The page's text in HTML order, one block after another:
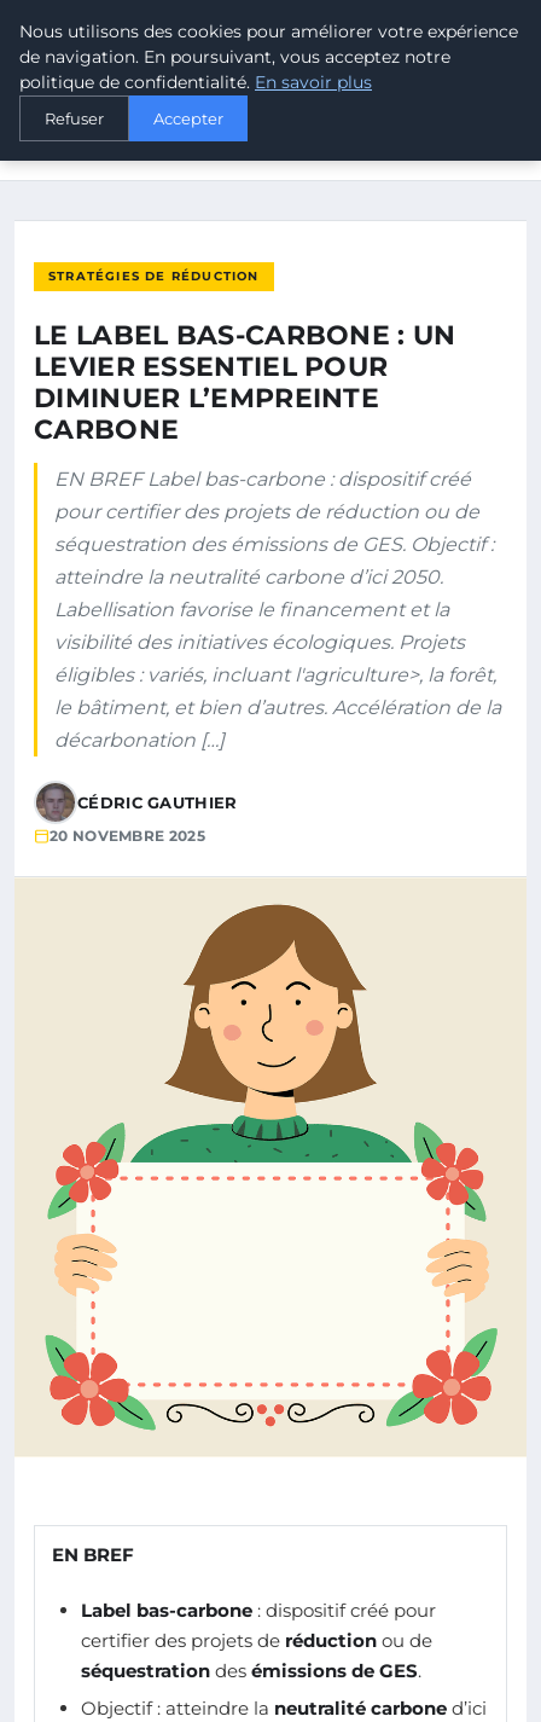
MALTA CLIMATE
ACCUEIL
LE LABEL BAS-CARBONE : UN LEVIER ESSENTIEL POUR
STRATÉGIES DE RÉDUCTION
LE LABEL BAS-CARBONE : UN
LEVIER ESSENTIEL POUR
DIMINUER L’EMPREINTE
CARBONE
EN BREF Label bas-carbone : dispositif créé
pour certifier des projets de réduction ou de
séquestration des émissions de GES. Objectif :
atteindre la neutralité carbone d’ici 2050.
Labellisation favorise le financement et la
visibilité des initiatives écologiques. Projets
éligibles : variés, incluant l'agriculture>, la forêt,
le bâtiment, et bien d’autres. Accélération de la
décarbonation […]
CÉDRIC GAUTHIER
20 NOVEMBRE 2025
EN BREF
Label bas-carbone : dispositif créé pour
certifier des projets de réduction ou de
séquestration des émissions de GES.
Objectif : atteindre la neutralité carbone d’ici
Nous utilisons des cookies pour améliorer votre expérience
de navigation. En poursuivant, vous acceptez notre
politique de confidentialité. En savoir plus
Refuser Accepter